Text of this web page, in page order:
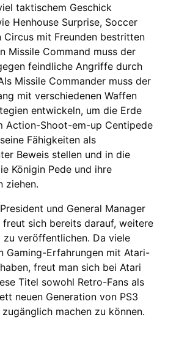
taktischem Geschick
Henhouse Surprise, Soccer
Circus mit Freunden bestritten
Missile Command muss der
feindliche Angriffe durch
Missile Commander muss der
mit verschiedenen Waffen
entwickeln, um die Erde
Action-Shoot-em-up Centipede
Fähigkeiten als
Beweis stellen und in die
Königin Pede und ihre
ziehen.
und General Manager
freut sich bereits darauf, weitere
veröffentlichen. Da viele
Gaming-Erfahrungen mit Atari-
freut man sich bei Atari
Titel sowohl Retro-Fans als
neuen Generation von PS3
zugänglich machen zu können.